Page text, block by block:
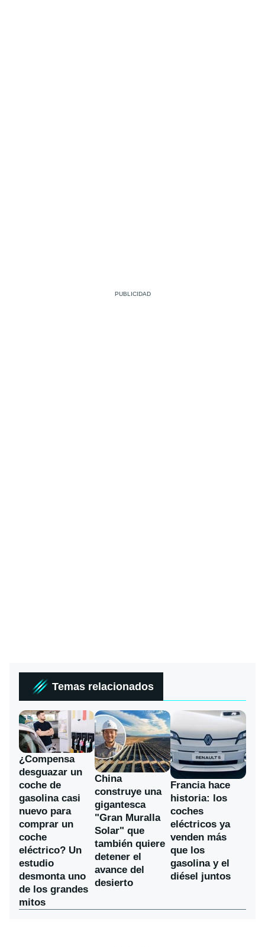
Temas relacionados
¿Compensa
desguazar un
coche de
gasolina casi
nuevo para
comprar un
coche
eléctrico? Un
estudio
desmonta uno
de los grandes
mitos
China
construye una
gigantesca
"Gran Muralla
Solar" que
también quiere
detener el
avance del
desierto
Francia hace
historia: los
coches
eléctricos ya
venden más
que los
gasolina y el
diésel juntos